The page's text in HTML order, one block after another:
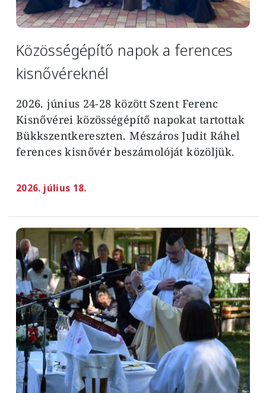
Közösségépítő napok a ferences
kisnővéreknél
2026. június 24-28 között Szent Ferenc
Kisnővérei közösségépítő napokat tartottak
Bükkszentkereszten. Mészáros Judit Ráhel
ferences kisnővér beszámolóját közöljük.
2026. július 18.
Image